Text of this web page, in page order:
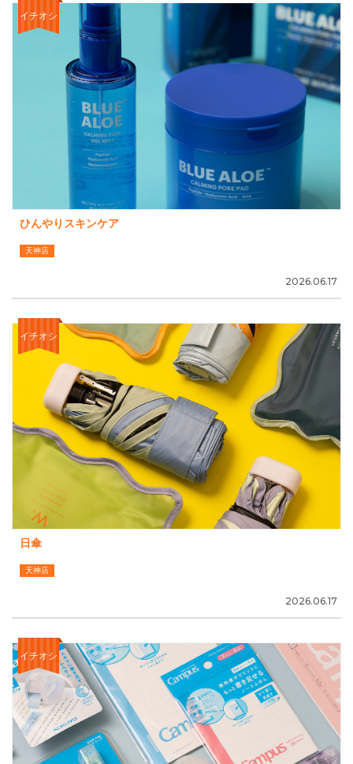
イチオシ
ひんやりスキンケア
天神店
2026.06.17
イチオシ
日傘
天神店
2026.06.17
イチオシ